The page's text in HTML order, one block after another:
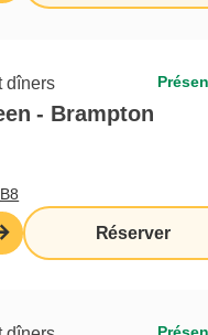
dîners
- Brampton
Réserver